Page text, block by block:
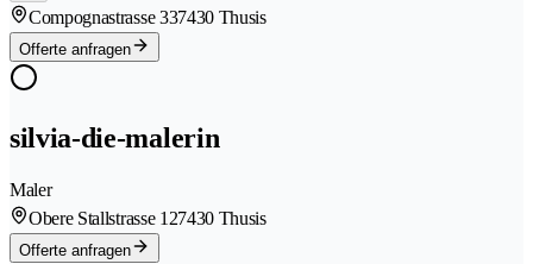
Compognastrasse 337430 Thusis
Offerte anfragen
silvia-die-malerin
Maler
Obere Stallstrasse 127430 Thusis
Offerte anfragen